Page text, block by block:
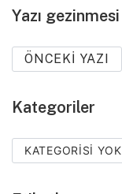
Yazı gezinmesi
ÖNCEKI YAZI
Kategoriler
KATEGORISI YOK